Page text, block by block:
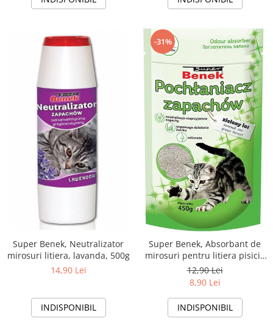
Super Benek, Neutralizator
mirosuri litiera, lavanda, 500g
14,90 Lei
INDISPONIBIL
-31%
Super Benek, Absorbant de
mirosuri pentru litiera pisicii,
fresh forest, 450g
12,90 Lei
8,90 Lei
INDISPONIBIL